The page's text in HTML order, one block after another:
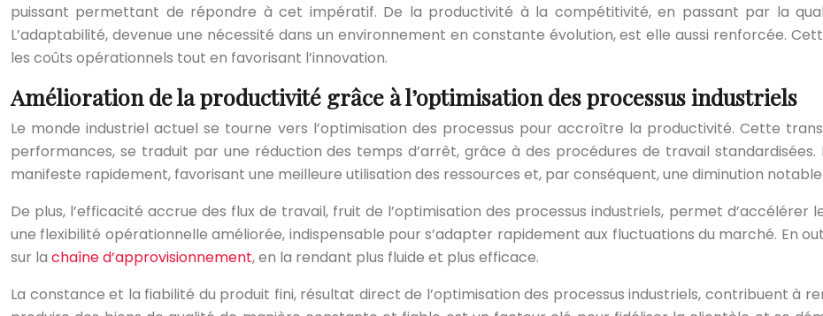
puissant permettant de répondre à cet impératif. De la productivité à la compétitivité, en passant par la
L’adaptabilité, devenue une nécessité dans un environnement en constante évolution, est elle aussi renforcée.
les coûts opérationnels tout en favorisant l’innovation.
Amélioration de la productivité grâce à l’optimisation des processus industriels
Le monde industriel actuel se tourne vers l’optimisation des processus pour accroître la productivité. Cette
performances, se traduit par une réduction des temps d’arrêt, grâce à des procédures de travail
manifeste rapidement, favorisant une meilleure utilisation des ressources et, par conséquent, une diminution
De plus, l’efficacité accrue des flux de travail, fruit de l’optimisation des processus industriels, permet
une flexibilité opérationnelle améliorée, indispensable pour s’adapter rapidement aux fluctuations du marché. En
sur la chaîne d’approvisionnement, en la rendant plus fluide et plus efficace.
La constance et la fiabilité du produit fini, résultat direct de l’optimisation des processus industriels, contribuent à